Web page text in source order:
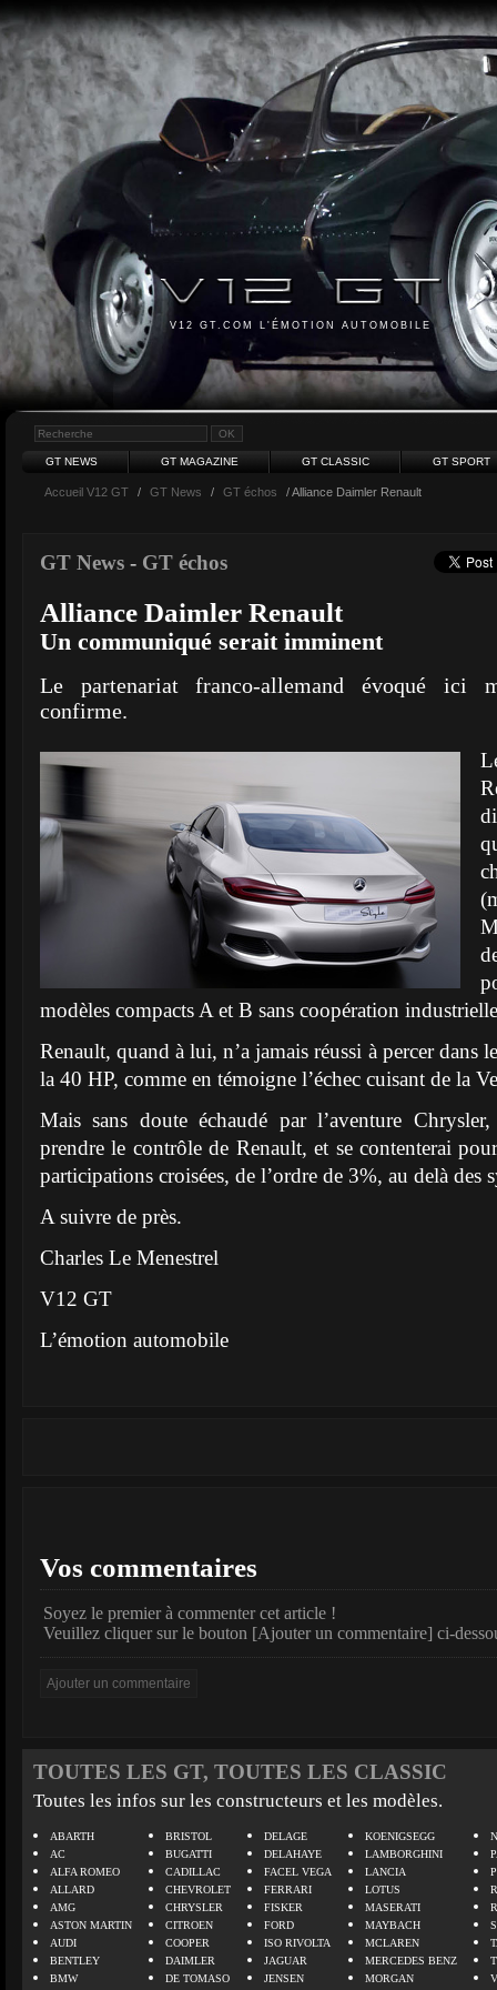
V12 GT.COM L'ÉMOTION AUTOMOBILE
GT NEWS GT MAGAZINE GT CLASSIC GT SPORT
Accueil V12 GT / GT News / GT échos / Alliance Daimler Renault
GT News - GT échos
Alliance Daimler Renault
Un communiqué serait imminent
Le partenariat franco-allemand évoqué ici
confirme.
modèles compacts A et B sans coopération
Renault, quand à lui, n’a jamais réussi à percer dans
la 40 HP, comme en témoigne l’échec cuisant de la
Mais sans doute échaudé par l’aventure
prendre le contrôle de Renault, et se contenterai
participations croisées, de l’ordre de 3%, au delà des
A suivre de près.
Charles Le Menestrel
V12 GT
L’émotion automobile
Vos commentaires
Soyez le premier à commenter cet article !
Veuillez cliquer sur le bouton [Ajouter un commentaire] ci-
TOUTES LES GT, TOUTES LES CLASSIC
Toutes les infos sur les constructeurs et les modèles.
ABARTH
AC
ALFA ROMEO
ALLARD
AMG
ASTON MARTIN
AUDI
BENTLEY
BMW
BRISTOL
BUGATTI
CADILLAC
CHEVROLET
CHRYSLER
CITROEN
COOPER
DAIMLER
DE TOMASO
DELAGE
DELAHAYE
FACEL VEGA
FERRARI
FISKER
FORD
ISO RIVOLTA
JAGUAR
JENSEN
KOENIGSEGG
LAMBORGHINI
LANCIA
LOTUS
MASERATI
MAYBACH
MCLAREN
MERCEDES BENZ
MORGAN